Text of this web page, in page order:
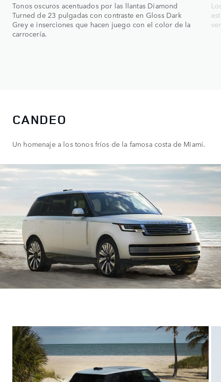
Tonos oscuros acentuados por las llantas Diamond
Turned de 23 pulgadas con contraste en Gloss Dark
Grey e inserciones que hacen juego con el color de la
carrocería.
CANDEO
Un homenaje a los tonos fríos de la famosa costa de Miami.